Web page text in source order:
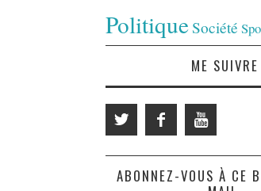
PolitiqueSociété
ME SUIVRE
ABONNEZ-VOUS À CE